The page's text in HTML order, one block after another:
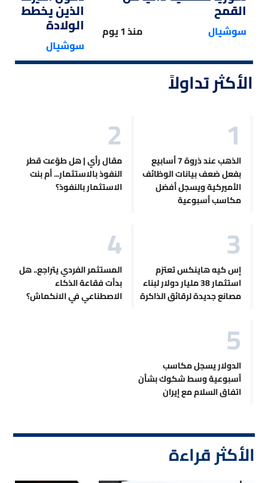
القمح
سوشيال منذ 1 يوم
الذين يخططون
الولادة
سوشيال
الأكثر تداولاً
الذهب عند ذروة 7 أسابيع
بفعل ضعف بيانات الوظائف
الأميركية ويسجل أفضل
مكاسب أسبوعية
مقال رأي | هل طوّعت قطر
النفوذ بالاستثمار... أم بنت
الاستثمار بالنفوذ؟
إس كيه هاينكس تعتزم
استثمار 38 مليار دولار لبناء
مصانع جديدة لرقائق الذاكرة
المستثمر الفردي يتراجع.. هل
بدأت فقاعة الذكاء
الاصطناعي في الانكماش؟
الدولار يسجل مكاسب
أسبوعية وسط شكوك بشأن
اتفاق السلام مع إيران
الأكثر قراءة